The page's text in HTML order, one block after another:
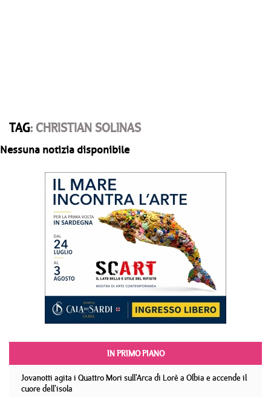
TAG: CHRISTIAN SOLINAS
Nessuna notizia disponibile
IN PRIMO PIANO
Jovanotti agita i Quattro Mori sull'Arca di Lorè a Olbia e accende il
cuore dell'isola